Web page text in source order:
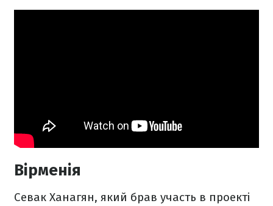
Вірменія
Севак Ханагян, який брав участь в проекті